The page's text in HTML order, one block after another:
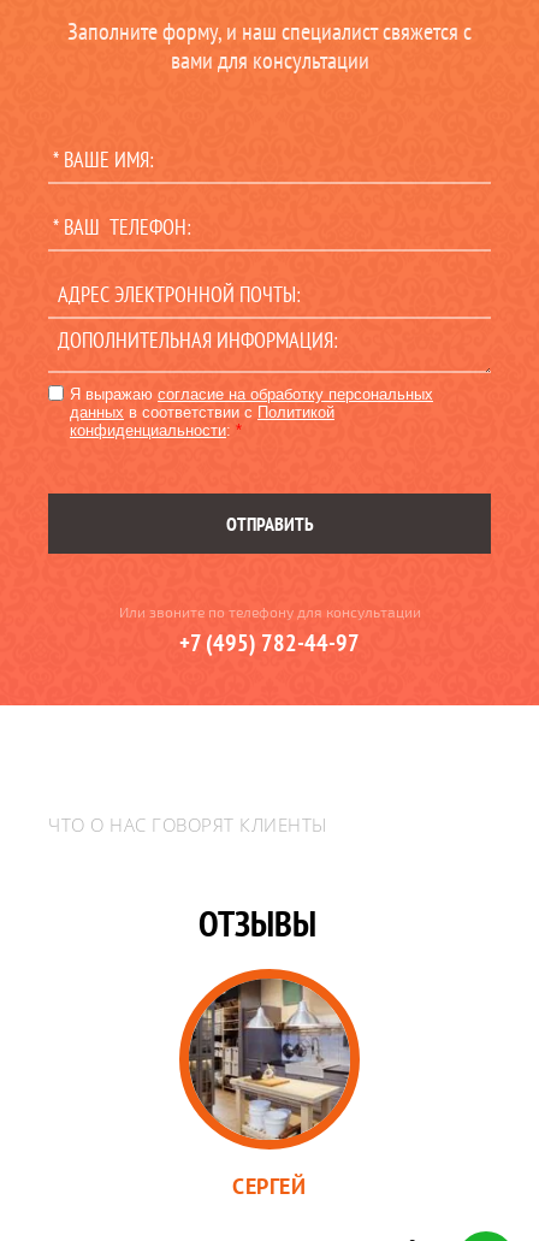
Заполните форму, и наш специалист свяжется с
вами для консультации
Я выражаю согласие на обработку персональных
данных в соответствии с Политикой
конфиденциальности: *
ОТПРАВИТЬ
Или звоните по телефону для консультации
+7 (495) 782-44-97
ЧТО О НАС ГОВОРЯТ КЛИЕНТЫ
ОТЗЫВЫ
СЕРГЕЙ